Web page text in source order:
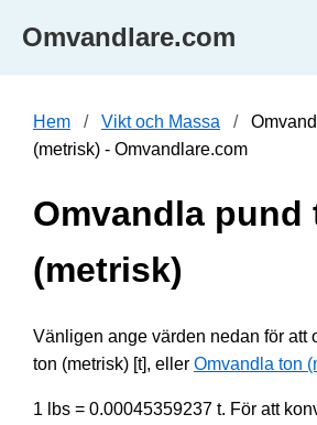
Omvandlare.com
Hem Vikt och Massa
(metrisk) - Omvandlare.com
Omvandla pund
(metrisk)
Vänligen ange värden nedan för att
ton (metrisk) [t], eller Omvandla ton
1 lbs = 0.00045359237 t. För att